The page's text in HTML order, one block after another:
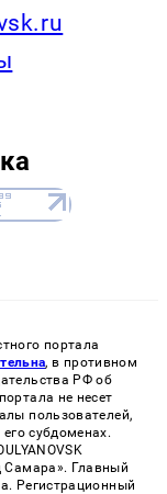
портала
, в противном
РФ об
не несет
пользователей,
субдоменах.
Главный
Регистрационный